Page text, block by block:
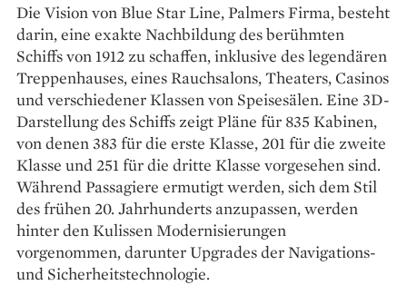
Die Vision von Blue Star Line, Palmers Firma, besteht
darin, eine exakte Nachbildung des berühmten
Schiffs von 1912 zu schaffen, inklusive des legendären
Treppenhauses, eines Rauchsalons, Theaters, Casinos
und verschiedener Klassen von Speisesälen. Eine 3D-
Darstellung des Schiffs zeigt Pläne für 835 Kabinen,
von denen 383 für die erste Klasse, 201 für die zweite
Klasse und 251 für die dritte Klasse vorgesehen sind.
Während Passagiere ermutigt werden, sich dem Stil
des frühen 20. Jahrhunderts anzupassen, werden
hinter den Kulissen Modernisierungen
vorgenommen, darunter Upgrades der Navigations-
und Sicherheitstechnologie.